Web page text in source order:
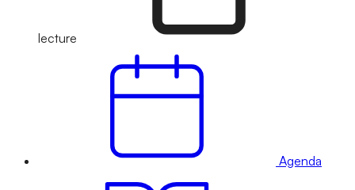
lecture
Agenda